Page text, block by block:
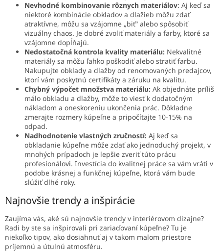
Nevhodné kombinovanie rôznych materiálov: Aj keď sa
niektoré kombinácie obkladov a dlažieb môžu zdať
atraktívne, môžu sa vzájomne „biť“ alebo spôsobiť
vizuálny chaos. Je dobré zvoliť materiály a farby, ktoré sa
vzájomne dopĺňajú.
Nedostatočná kontrola kvality materiálu: Nekvalitné
materiály sa môžu ľahko poškodiť alebo stratiť farbu.
Nakupujte obklady a dlažby od renomovaných predajcov,
ktorí vám poskytnú certifikáty a záruku na kvalitu.
Chybný výpočet množstva materiálu: Ak objednáte príliš
málo obkladu a dlažby, môže to viesť k dodatočným
nákladom a oneskoreniu ukončenia prác. Dôkladne
zmerajte rozmery kúpeľne a pripočítajte 10-15% na
odpad.
Nadhodnotenie vlastných zručností: Aj keď sa
obkladanie kúpeľne môže zdať ako jednoduchý projekt, v
mnohých prípadoch je lepšie zveriť túto prácu
profesionálovi. Investícia do kvalitnej práce sa vám vráti v
podobe krásnej a funkčnej kúpeľne, ktorá vám bude
slúžiť dlhé roky.
Najnovšie trendy a inšpirácie
Zaujíma vás, aké sú najnovšie trendy v interiérovom dizajne?
Radi by ste sa inšpirovali pri zariaďovaní kúpeľne? Tu je
niekoľko tipov, ako dosiahnuť aj v takom malom priestore
príjemnú a útulnú atmosféru.